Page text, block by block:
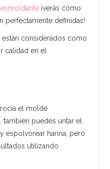
¡verás cómo
perfectamente definidas!
están considerados como
calidad en el
el molde
puedes untar el
espolvorear harina, pero
utilizando